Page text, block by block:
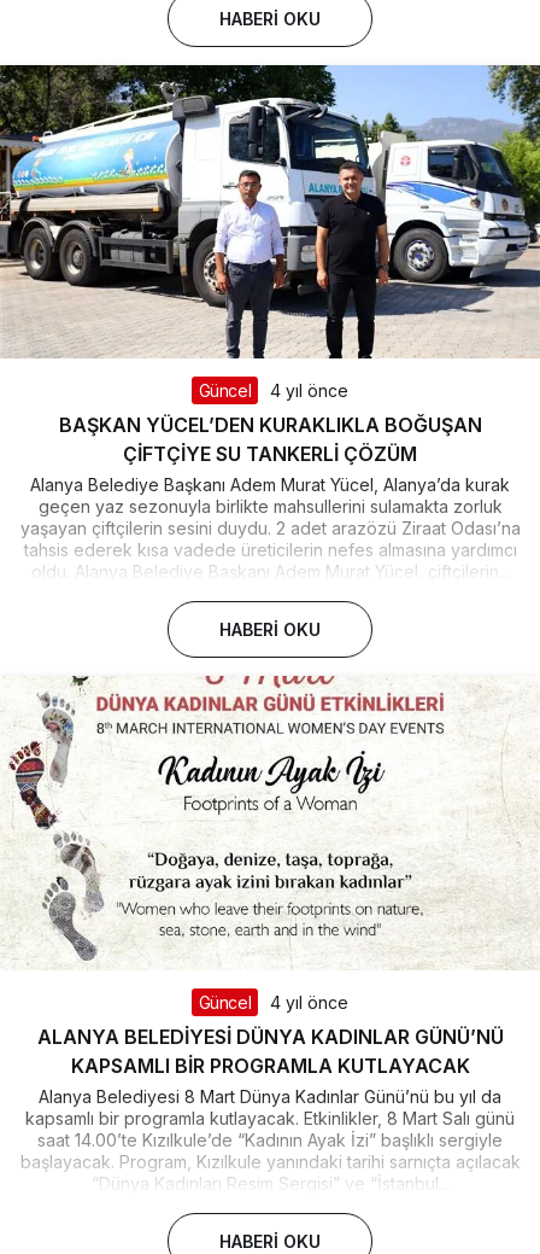
HABERI OKU
Güncel 4 yıl önce
BAŞKAN YÜCEL’DEN KURAKLIKLA BOĞUŞAN
ÇİFTÇİYE SU TANKERLİ ÇÖZÜM
Alanya Belediye Başkanı Adem Murat Yücel, Alanya’da kurak
geçen yaz sezonuyla birlikte mahsullerini sulamakta zorluk
yaşayan çiftçilerin sesini duydu. 2 adet arazözü Ziraat Odası’na
tahsis ederek kısa vadede üreticilerin nefes almasına yardımcı
oldu. Alanya Belediye Başkanı Adem Murat Yücel, çiftçilerin...
HABERI OKU
Güncel 4 yıl önce
ALANYA BELEDİYESİ DÜNYA KADINLAR GÜNÜ’NÜ
KAPSAMLI BİR PROGRAMLA KUTLAYACAK
Alanya Belediyesi 8 Mart Dünya Kadınlar Günü’nü bu yıl da
kapsamlı bir programla kutlayacak. Etkinlikler, 8 Mart Salı günü
saat 14.00’te Kızılkule’de “Kadının Ayak İzi” başlıklı sergiyle
başlayacak. Program, Kızılkule yanındaki tarihi sarnıçta açılacak
“Dünya Kadınları Resim Sergisi” ve “İstanbul...
HABERI OKU